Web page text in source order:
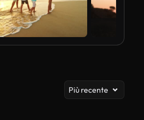
Più recente